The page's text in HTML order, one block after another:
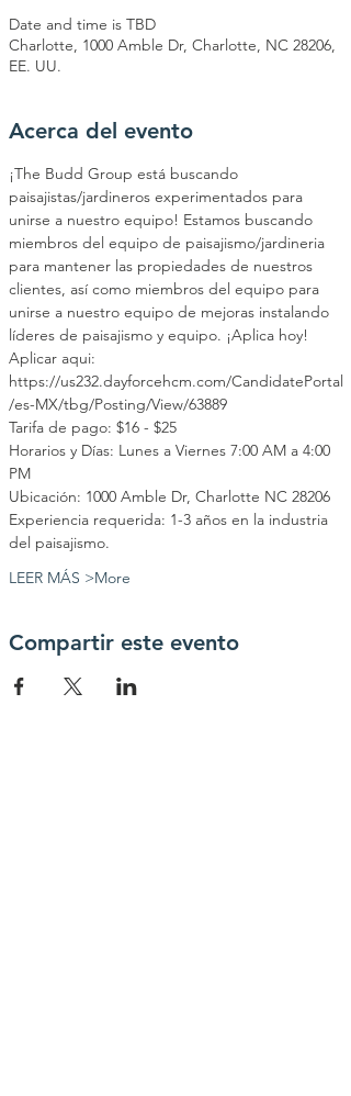
Date and time is TBD
Charlotte, 1000 Amble Dr, Charlotte, NC 28206,
EE. UU.
Acerca del evento
¡The Budd Group está buscando
paisajistas/jardineros experimentados para
unirse a nuestro equipo! Estamos buscando
miembros del equipo de paisajismo/jardineria
para mantener las propiedades de nuestros
clientes, así como miembros del equipo para
unirse a nuestro equipo de mejoras instalando
líderes de paisajismo y equipo. ¡Aplica hoy!
Aplicar aqui:
https://us232.dayforcehcm.com/CandidatePortal
/es-MX/tbg/Posting/View/63889
Tarifa de pago: $16 - $25
Horarios y Días: Lunes a Viernes 7:00 AM a 4:00
PM
Ubicación: 1000 Amble Dr, Charlotte NC 28206
Experiencia requerida: 1-3 años en la industria
del paisajismo.
LEER MÁS >More
Compartir este evento